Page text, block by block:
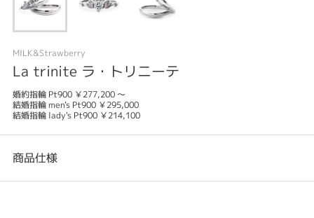
MILK&Strawberry
La trinite ラ・トリニーテ
婚約指輪 Pt900 ￥277,200 〜
結婚指輪 men's Pt900 ￥295,000
結婚指輪 lady's Pt900 ￥214,100
商品仕様